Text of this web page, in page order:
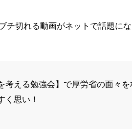
チ切れる動画がネットで話題に
考える勉強会】で厚労省の面々
く思い！